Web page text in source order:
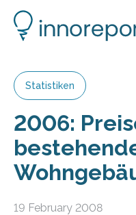
Statistiken
2006:
19 February 2008